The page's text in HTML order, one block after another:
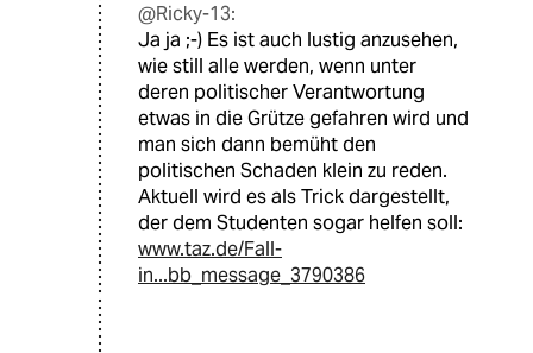
@Ricky-13:
Ja ja ;-) Es ist auch lustig anzusehen,
wie still alle werden, wenn unter
deren politischer Verantwortung
etwas in die Grütze gefahren wird und
man sich dann bemüht den
politischen Schaden klein zu reden.
Aktuell wird es als Trick dargestellt,
der dem Studenten sogar helfen soll:
www.taz.de/Fall-
in...bb_message_3790386